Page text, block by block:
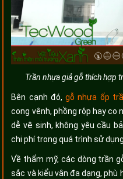
Trần nhựa giả gỗ thích hợp
Bên cạnh đó,gỗ nhựa ốp
cong vênh, phồng rộp hay
dễ vệ sinh, không yêu cầu
chi phí trong quá trình sử
Về thẩm mỹ, các dòng trần
sắc và kiểu vân đa dạng,